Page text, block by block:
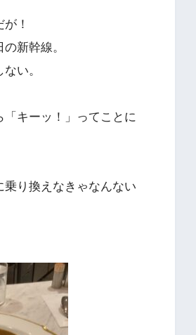
！
新幹線。
い。
キーッ！」ってことに
り換えなきゃなんない